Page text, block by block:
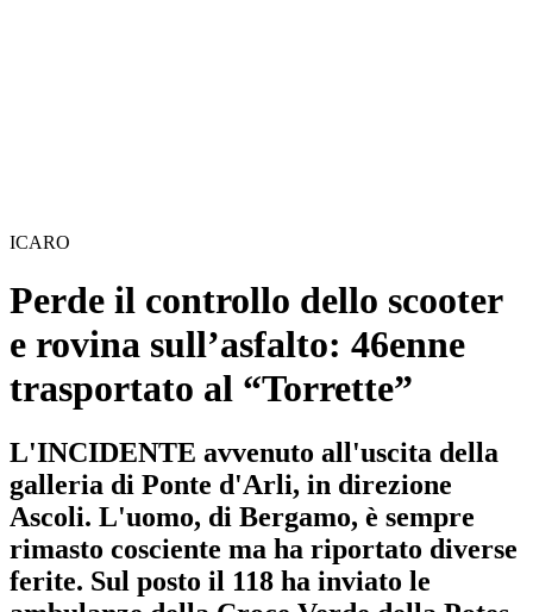
ICARO
Perde il controllo dello scooter
e rovina sull’asfalto: 46enne
trasportato al “Torrette”
L'INCIDENTE avvenuto all'uscita della
galleria di Ponte d'Arli, in direzione
Ascoli. L'uomo, di Bergamo, è sempre
rimasto cosciente ma ha riportato diverse
ferite. Sul posto il 118 ha inviato le